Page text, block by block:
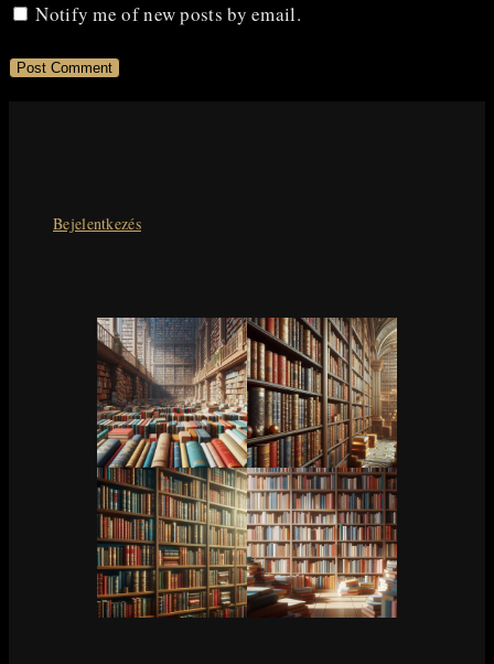
Notify me of new posts by email.
Bejelentkezés